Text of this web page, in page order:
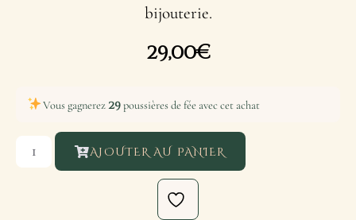
bijouterie.
29,00€
Vous gagnerez 29poussières de fée avec cet achat
AJOUTER AU PANIER